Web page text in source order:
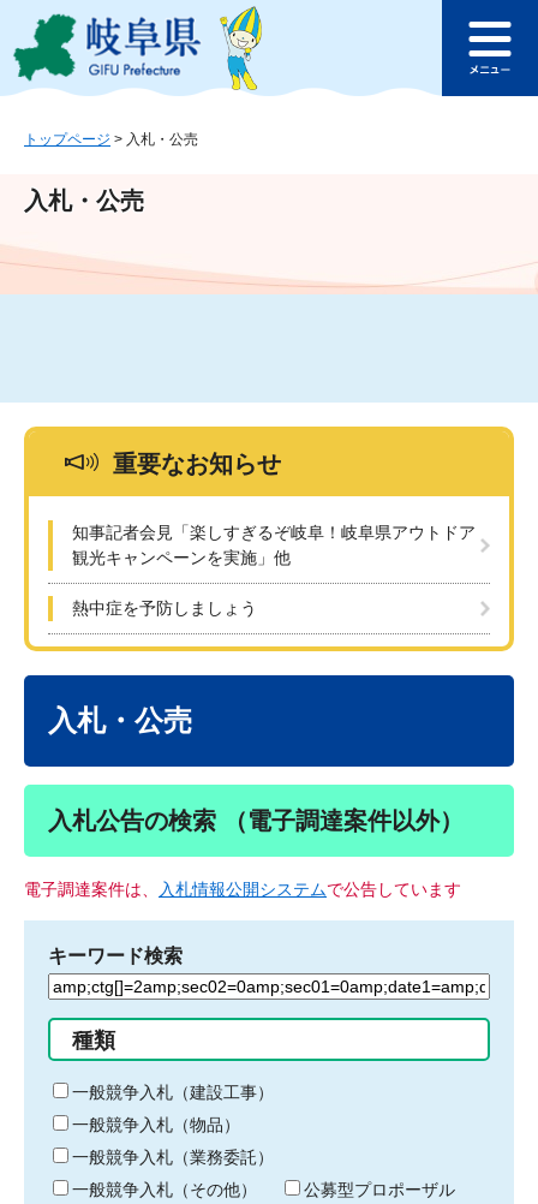
ジ
ュ
文
このページの本文へ
ュ
トップページ > 入札・公売
入札・公売
重要なお知らせ
知事記者会見「楽しすぎるぞ岐阜！岐阜県アウトドア
観光キャンペーンを実施」他
熱中症を予防しましょう
入札・公売
入札公告の検索 （電子調達案件以外）
電子調達案件は、 入札情報公開システムで公告しています
キーワード検索
検
る
キ
ー
ワ
ー
ド
種類
一般競争入札（建設工事）
一般競争入札（物品）
一般競争入札（業務委託）
一般競争入札（その他）
公募型プロポーザル